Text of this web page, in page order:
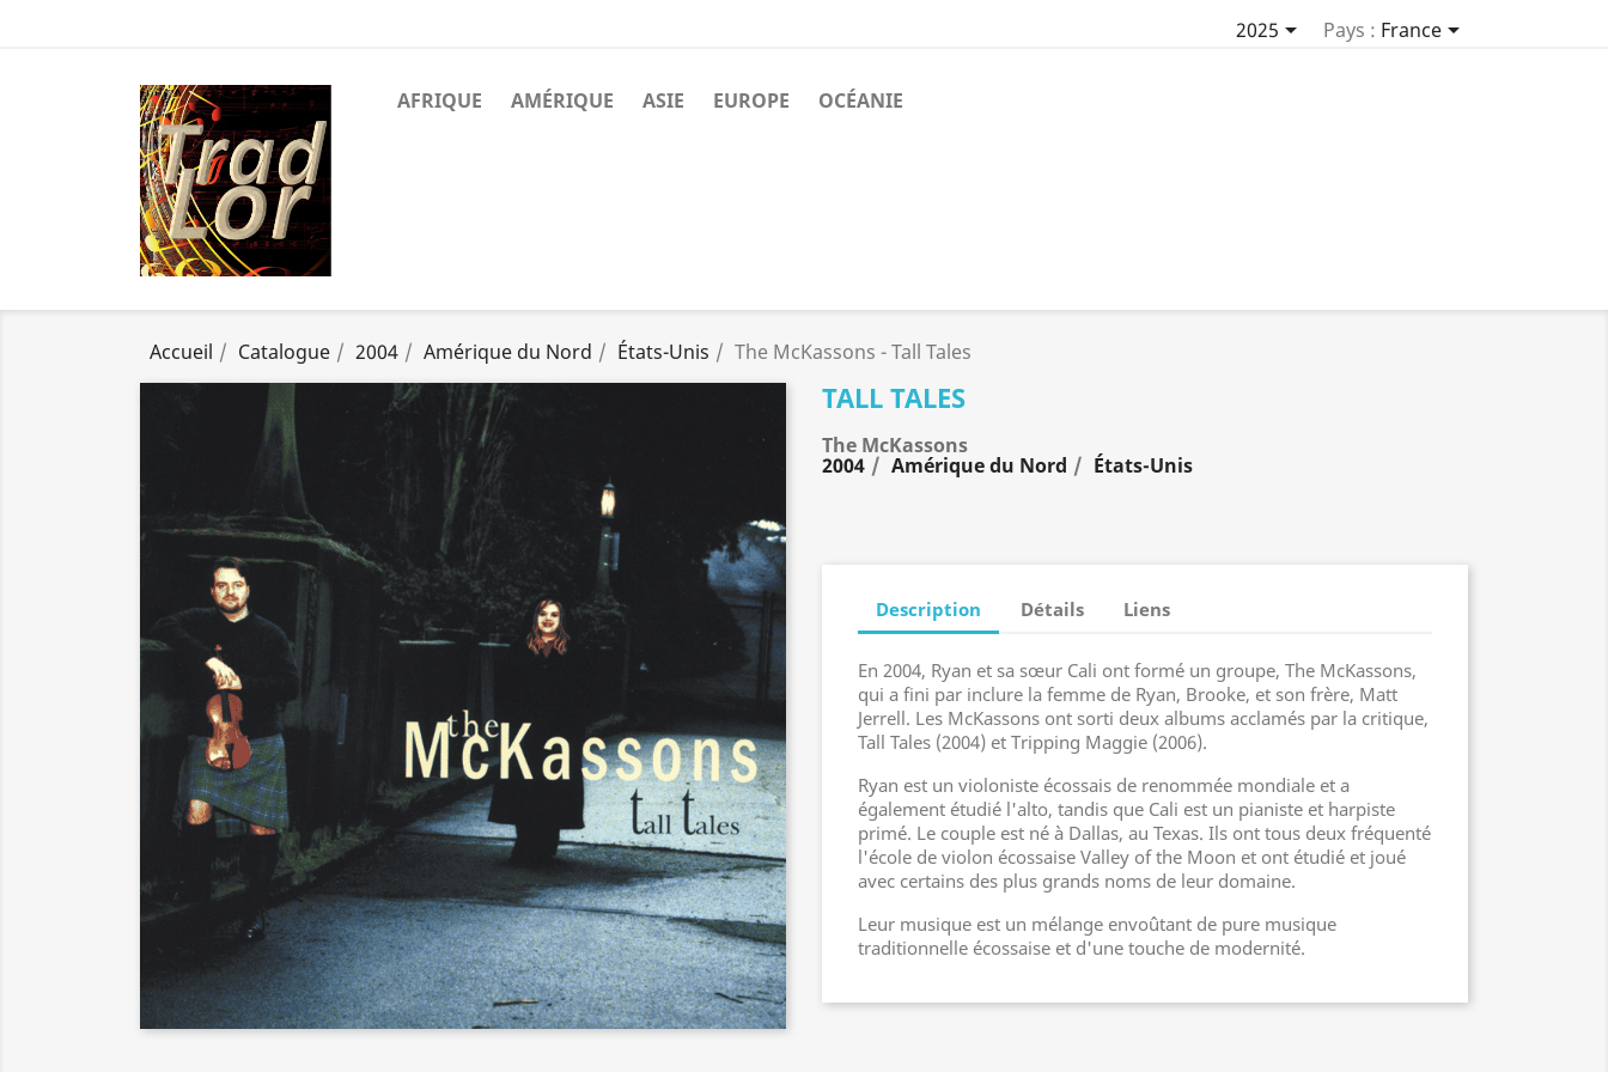
2025 Pays : France
AFRIQUE AMÉRIQUE ASIE EUROPE OCÉANIE
Accueil Catalogue 2004 Amérique du Nord États-Unis The McKassons - Tall Tales
TALL TALES
The McKassons
2004 Amérique du Nord États-Unis
Description Détails Liens
En 2004, Ryan et sa sœur Cali ont formé un groupe, The McKassons,
qui a fini par inclure la femme de Ryan, Brooke, et son frère, Matt
Jerrell. Les McKassons ont sorti deux albums acclamés par la critique,
Tall Tales (2004) et Tripping Maggie (2006).
Ryan est un violoniste écossais de renommée mondiale et a
également étudié l'alto, tandis que Cali est un pianiste et harpiste
primé. Le couple est né à Dallas, au Texas. Ils ont tous deux fréquenté
l'école de violon écossaise Valley of the Moon et ont étudié et joué
avec certains des plus grands noms de leur domaine.
Leur musique est un mélange envoûtant de pure musique
traditionnelle écossaise et d'une touche de modernité.